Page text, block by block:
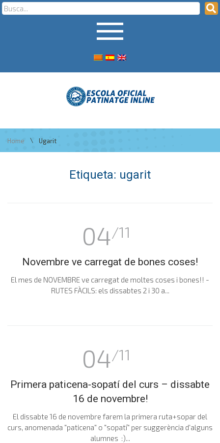
Home \ Ugarit
Etiqueta: ugarit
04/11
Novembre ve carregat de bones coses!
El mes de NOVEMBRE ve carregat de moltes coses i bones!! -
RUTES FÀCILS: els dissabtes 2 i 30 a...
04/11
Primera paticena-sopatí del curs – dissabte
16 de novembre!
El dissabte 16 de novembre farem la primera ruta+sopar del
curs, anomenada "paticena" o "sopatí" per suggerència d'alguns
alumnes :)...